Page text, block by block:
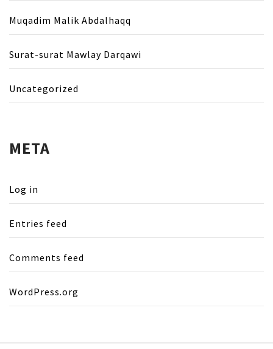
Muqadim Malik Abdalhaqq
Surat-surat Mawlay Darqawi
Uncategorized
META
Log in
Entries feed
Comments feed
WordPress.org